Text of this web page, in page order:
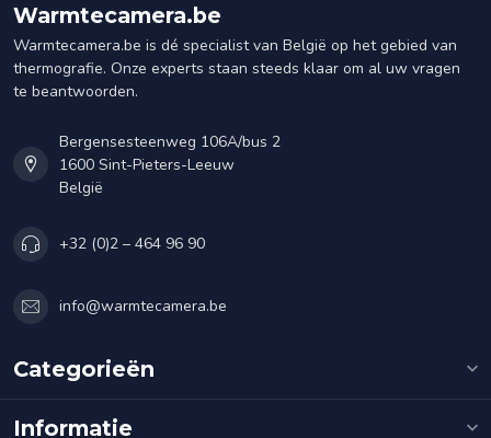
Warmtecamera.be
Warmtecamera.be is dé specialist van België op het gebied van
thermografie. Onze experts staan steeds klaar om al uw vragen
te beantwoorden.
Bergensesteenweg 106A/bus 2
1600 Sint-Pieters-Leeuw
België
+32 (0)2 – 464 96 90
info@warmtecamera.be
Categorieën
Informatie